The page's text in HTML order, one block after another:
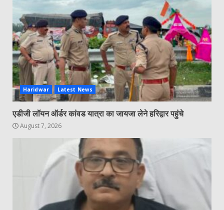
Haridwar Latest News
एडीजी लॉयन ऑर्डर कांवड यात्रा का जायजा लेने हरिद्वार पहुंचे
August 7, 2026